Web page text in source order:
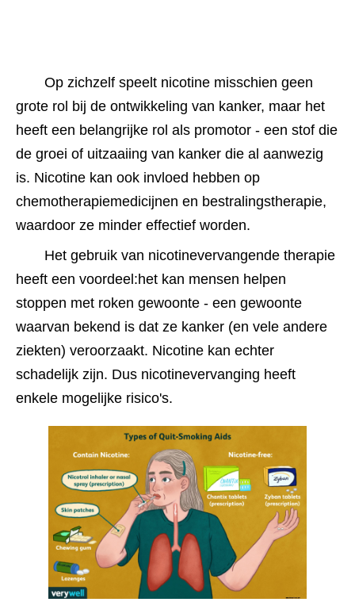
Op zichzelf speelt nicotine misschien geen
grote rol bij de ontwikkeling van kanker, maar het
heeft een belangrijke rol als promotor - een stof die
de groei of uitzaaiing van kanker die al aanwezig
is. Nicotine kan ook invloed hebben op
chemotherapiemedicijnen en bestralingstherapie,
waardoor ze minder effectief worden.
Het gebruik van nicotinevervangende therapie
heeft een voordeel:het kan mensen helpen
stoppen met roken gewoonte - een gewoonte
waarvan bekend is dat ze kanker (en vele andere
ziekten) veroorzaakt. Nicotine kan echter
schadelijk zijn. Dus nicotinevervanging heeft
enkele mogelijke risico's.